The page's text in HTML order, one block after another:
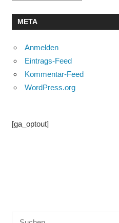
META
Anmelden
Eintrags-Feed
Kommentar-Feed
WordPress.org
[ga_optout]
Suchen